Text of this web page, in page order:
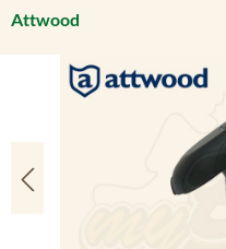
Attwood
Bildergalerie überspringen